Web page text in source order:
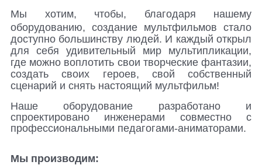
Мы хотим, чтобы, благодаря нашему
оборудованию, создание мультфильмов стало
доступно большинству людей. И каждый открыл
для себя удивительный мир мультипликации,
где можно воплотить свои творческие фантазии,
создать своих героев, свой собственный
сценарий и снять настоящий мультфильм!
Наше оборудование разработано и
спроектировано инженерами совместно с
профессиональными педагогами-аниматорами.
Мы производим: